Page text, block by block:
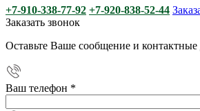
+7-910-338-77-92 +7-920-838-52-44
Заказать звонок
Оставьте Ваше сообщение и
Ваш телефон *